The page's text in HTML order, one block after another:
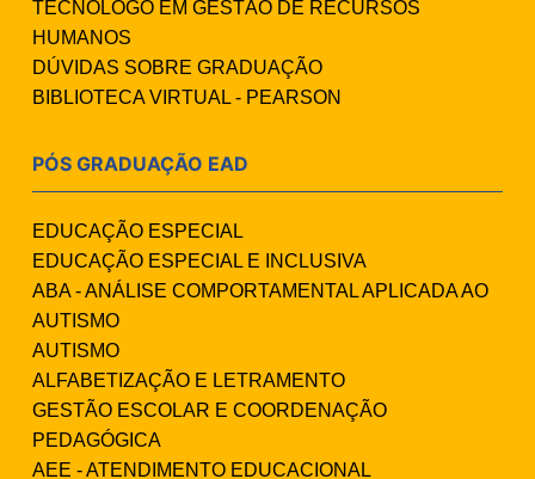
TECNÓLOGO EM GESTÃO DE RECURSOS
HUMANOS
DÚVIDAS SOBRE GRADUAÇÃO
BIBLIOTECA VIRTUAL - PEARSON
PÓS GRADUAÇÃO EAD
EDUCAÇÃO ESPECIAL
EDUCAÇÃO ESPECIAL E INCLUSIVA
ABA - ANÁLISE COMPORTAMENTAL APLICADA AO
AUTISMO
AUTISMO
ALFABETIZAÇÃO E LETRAMENTO
GESTÃO ESCOLAR E COORDENAÇÃO
PEDAGÓGICA
AEE - ATENDIMENTO EDUCACIONAL